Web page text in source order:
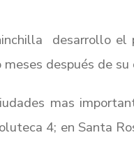
desarrollo
después de su
mas
4; en Santa